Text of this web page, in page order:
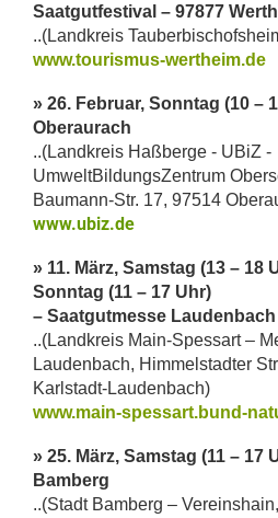
Saatgutfestival – 97877
..(Landkreis
www.tourismus-wertheim.de
» 26. Februar, Sonntag (10 –
Oberaurach
..(Landkreis Haßberge - UBiZ -
UmweltBildungsZentrum
Baumann-Str. 17, 97514
www.ubiz.de
» 11. März, Samstag (13 – 18
Sonntag (11 – 17 Uhr)
– Saatgutmesse Laudenbach
..(Landkreis Main-Spessart –
Laudenbach, Himmelstadter
Karlstadt-Laudenbach)
www.main-spessart.bund-
» 25. März, Samstag (11 – 17
Bamberg
..(Stadt Bamberg –